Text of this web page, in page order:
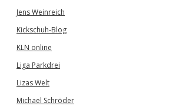
Jens Weinreich
Kickschuh-Blog
KLN online
Liga Parkdrei
Lizas Welt
Michael Schröder